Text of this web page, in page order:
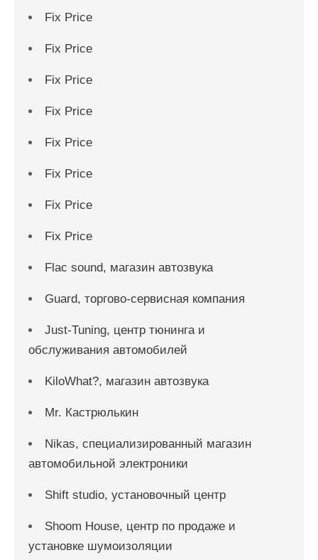
Fix Price
Fix Price
Fix Price
Fix Price
Fix Price
Fix Price
Fix Price
Fix Price
Flac sound, магазин автозвука
Guard, торгово-сервисная компания
Just-Tuning, центр тюнинга и
обслуживания автомобилей
KiloWhat?, магазин автозвука
Mr. Кастрюлькин
Nikas, специализированный магазин
автомобильной электроники
Shift studio, установочный центр
Shoom House, центр по продаже и
установке шумоизоляции